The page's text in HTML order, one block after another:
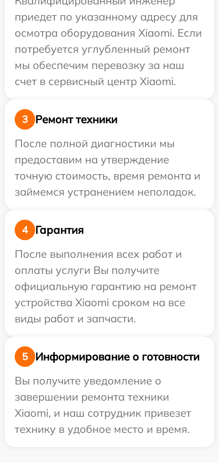
приедет по указанному адресу для
осмотра оборудования Xiaomi. Если
потребуется углубленный ремонт
мы обеспечим перевозку за наш
счет в сервисный центр Xiaomi.
3
Ремонт техники
После полной диагностики мы
предоставим на утверждение
точную стоимость, время ремонта и
займемся устранением неполадок.
4
Гарантия
После выполнения всех работ и
оплаты услуги Вы получите
официальную гарантию на ремонт
устройства Xiaomi сроком на все
виды работ и запчасти.
5
Информирование о готовности
Вы получите уведомление о
завершении ремонта техники
Xiaomi, и наш сотрудник привезет
технику в удобное место и время.